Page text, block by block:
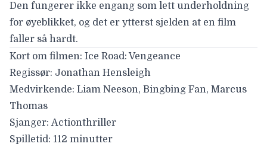
Den fungerer ikke engang som lett underholdning
for øyeblikket, og det er ytterst sjelden at en film
faller så hardt.
Kort om filmen: Ice Road: Vengeance
Regissør: Jonathan Hensleigh
Medvirkende: Liam Neeson, Bingbing Fan, Marcus
Thomas
Sjanger: Actionthriller
Spilletid: 112 minutter